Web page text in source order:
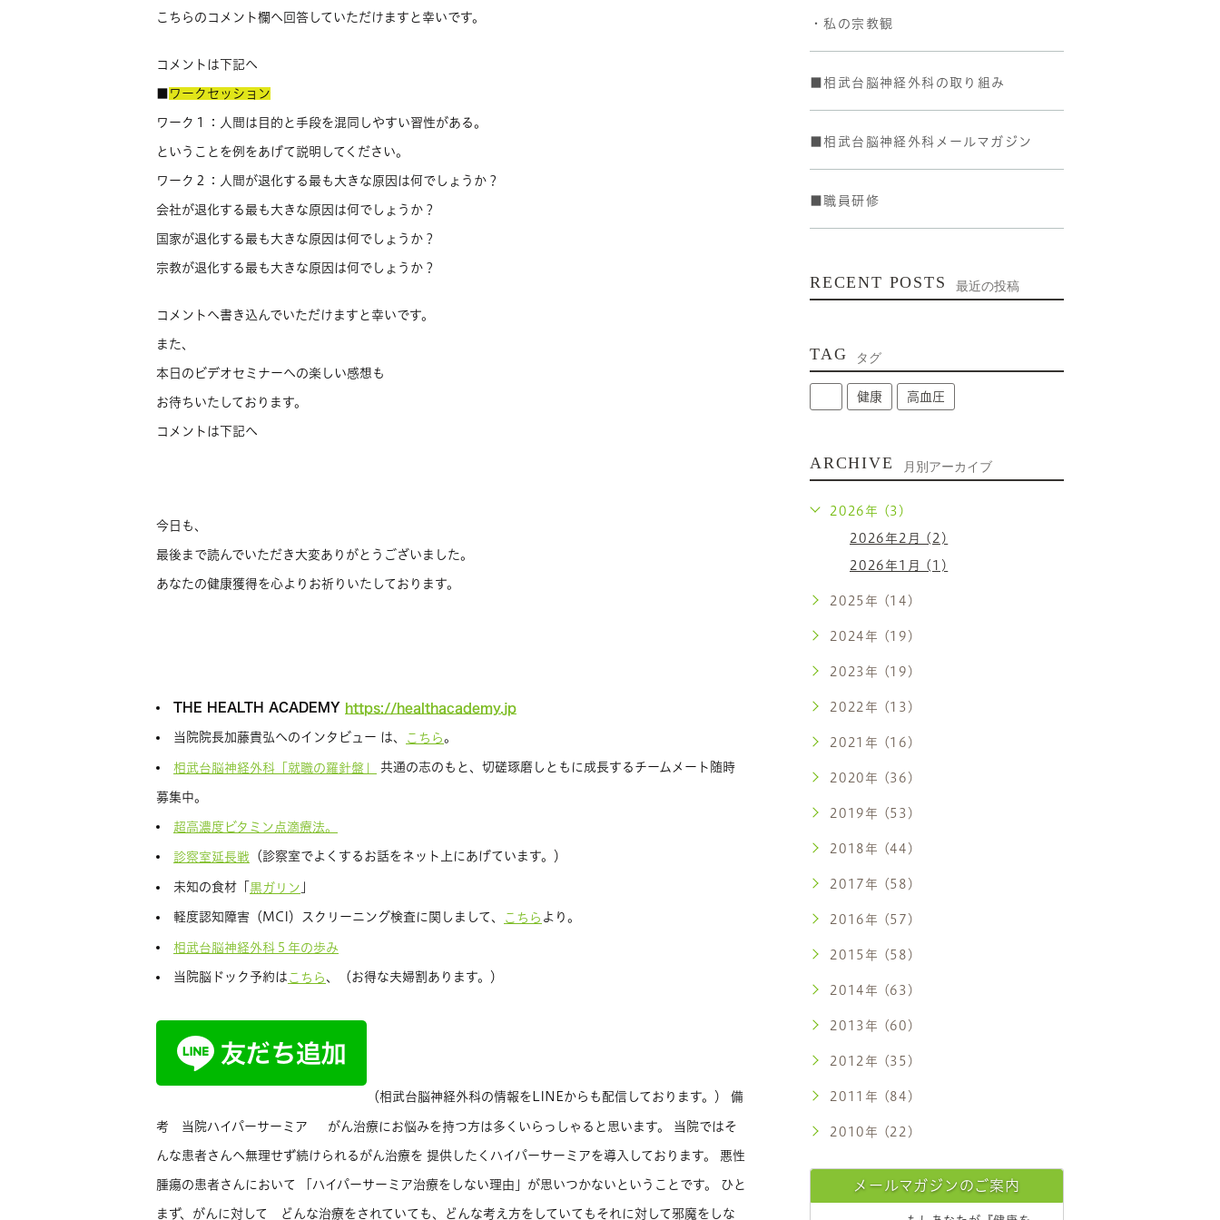
こちらのコメント欄へ回答していただけますと幸いです。
コメントは下記へ
ワークセッション
ワーク１：人間は目的と手段を混同しやすい習性がある。
ということを例をあげて説明してください。
ワーク２：人間が退化する最も大きな原因は何でしょうか？
会社が退化する最も大きな原因は何でしょうか？
国家が退化する最も大きな原因は何でしょうか？
宗教が退化する最も大きな原因は何でしょうか？
コメントへ書き込んでいただけますと幸いです。
また、
本日のビデオセミナーへの楽しい感想も
お待ちいたしております。
コメントは下記へ
今日も、
最後まで読んでいただき大変ありがとうございました。
あなたの健康獲得を心よりお祈りいたしております。
THE HEALTH ACADEMY https://healthacademy.jp
当院院長加藤貴弘へのインタビュー は、 こちら 。
相武台脳神経外科「就職の羅針盤」 共通の志のもと、切磋琢磨しともに成長するチームメート随時
募集中。
超高濃度ビタミン点滴療法。
診察室延長戦 （診察室でよくするお話をネット上にあげています。）
未知の食材「 黒ガリン 」
軽度認知障害（MCI）スクリーニング検査に関しまして、 こちら より。
相武台脳神経外科５年の歩み
当院脳ドック予約は こちら、（お得な夫婦割あります。）
（相武台脳神経外科の情報をLINEからも配信しております。） 備
考 当院ハイパーサーミア がん治療にお悩みを持つ方は多くいらっしゃると思います。 当院ではそ
んな患者さんへ無理せず続けられるがん治療を 提供したくハイパーサーミアを導入しております。 悪性
腫瘍の患者さんにおいて 「ハイパーサーミア治療をしない理由」が思いつかないということです。 ひと
まず、がんに対して どんな治療をされていても、どんな考え方をしていてもそれに対して邪魔をしな
・私の宗教観
■相武台脳神経外科の取り組み
■相武台脳神経外科メールマガジン
■職員研修
RECENT POSTS 最近の投稿
TAG タグ
健康 高血圧
ARCHIVE 月別アーカイブ
2026年 (3)
2026年2月 (2)
2026年1月 (1)
2025年 (14)
2024年 (19)
2023年 (19)
2022年 (13)
2021年 (16)
2020年 (36)
2019年 (53)
2018年 (44)
2017年 (58)
2016年 (57)
2015年 (58)
2014年 (63)
2013年 (60)
2012年 (35)
2011年 (84)
2010年 (22)
メールマガジンのご案内